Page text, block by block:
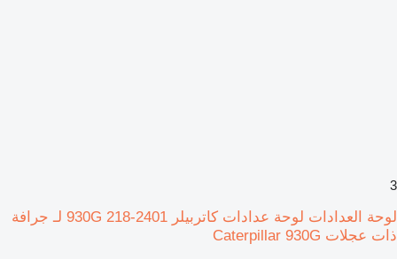
3
لوحة العدادات لوحة عدادات كاتربيلر 930G 218-2401 لـ جرافة
ذات عجلات Caterpillar 930G